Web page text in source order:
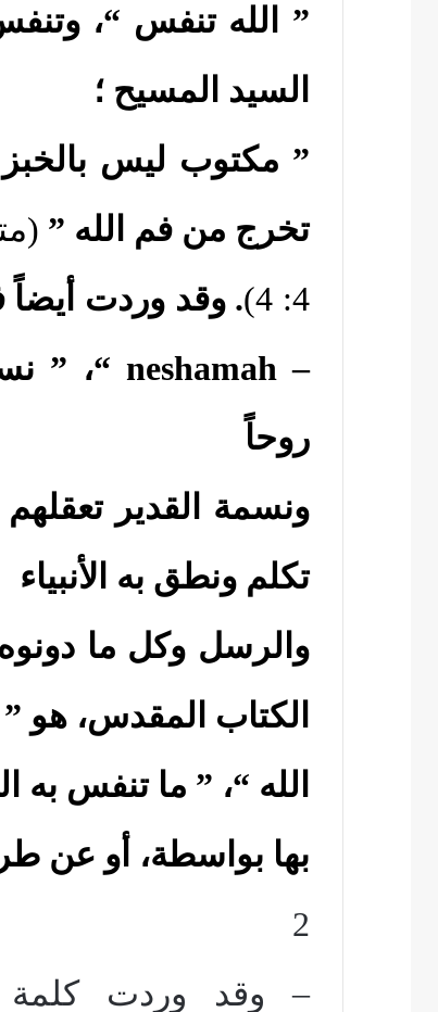
” الله تنفس “،
السيد المسيح ؛
” مكتوب ليس
تخرج من فم الله ”
4: 4)
. وقد وردت
–
neshamah “، ”
روحاً
تكلم ونطق به الأنبياء
والرسل وكل ما
الكتاب المقدس، هو
الله “، ” ما تنفس به
بها بواسطة، أو عن
2
– وقد وردت